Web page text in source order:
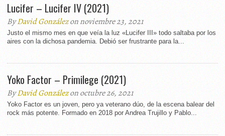
Lucifer – Lucifer IV (2021)
ByDavid Gonzálezon noviembre 23, 2021
Justo el mismo mes en que veía la luz «Lucifer III» todo saltaba por los
aires con la dichosa pandemia. Debió ser frustrante para la...
Yoko Factor – Primilege (2021)
ByDavid Gonzálezon octubre 26, 2021
Yoko Factor es un joven, pero ya veterano dúo, de la escena balear del
rock más potente. Formado en 2018 por Andrea Trujillo y Pablo...